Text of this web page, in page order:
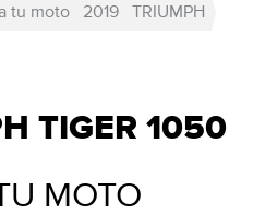
tu moto 2019
TRIUMPH
TIGER 1050
MOTO